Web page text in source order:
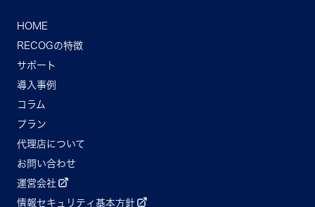
HOME
RECOGの特徴
サポート
導入事例
コラム
プラン
代理店について
お問い合わせ
運営会社
情報セキュリティ基本方針